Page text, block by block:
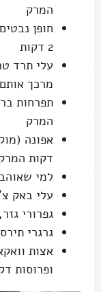
המרק
2 דקות
עלי תרד
מרכך
המרק
דקות
למי
עלי באק צ'וי,
גפרורי
גרגרי
אצות
ופרוסות